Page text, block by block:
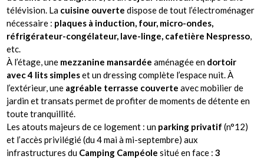
télévision. La cuisine ouverte dispose de tout l’électroménager
nécessaire : plaques à induction, four, micro-ondes,
réfrigérateur-congélateur, lave-linge, cafetière Nespresso,
etc.
À l’étage, une mezzanine mansardée aménagée en dortoir
avec 4 lits simpleset un dressing complète l’espace nuit. À
l’extérieur, une agréable terrasse couverte avec mobilier de
jardin et transats permet de profiter de moments de détente en
toute tranquillité.
Les atouts majeurs de ce logement : un parking privatif (n°12)
et l’accès privilégié (du 4 mai à mi-septembre) aux
infrastructures du Camping Campéole situé en face :3